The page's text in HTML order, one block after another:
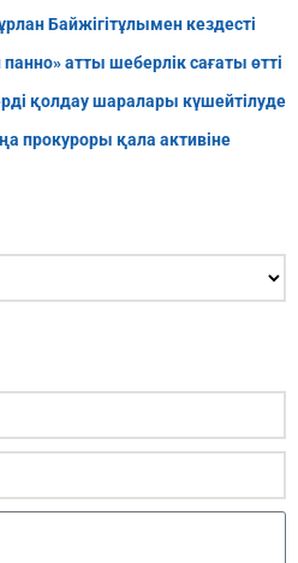
Байжігітұлымен кездесті
атты шеберлік сағаты өтті
қолдау шаралары күшейтілуде
прокуроры қала активіне